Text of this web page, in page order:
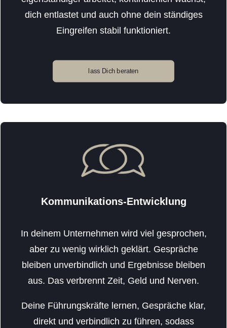
dich entlastet und auch ohne dein ständiges
Eingreifen stabil funktioniert.
lass Dich beraten
Kommunikations-Entwicklung
In deinem Unternehmen wird viel gesprochen,
aber zu wenig wirklich geklärt. Gespräche
bleiben unverbindlich und Ergebnisse bleiben
aus. Das verbrennt Zeit, Geld und Nerven.
Deine Führungskräfte lernen, Gespräche klar,
direkt und verbindlich zu führen, sodass